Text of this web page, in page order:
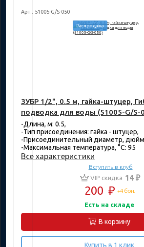
Арт.: 51005-G/S-050
Распродажа
ЗУБР 1/2", 0.5 м, гайка-штуцер,
подводка для воды (51005-G/S-
-Длина, м: 0.5,
-Тип присоединения: гайка - штуцер,
-Присоединительный диаметр,
-Максимальная температура, °C: 95
Все характеристики
Вступить в клуб
VIP скидка 14 ₽
200 ₽ +4 бон.
Есть на складе
В корзину
Купить в 1 клик